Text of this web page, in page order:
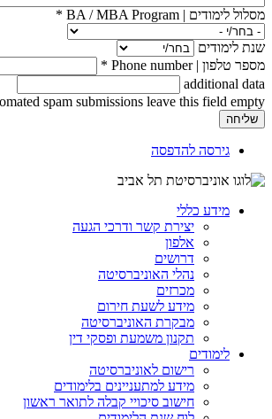
מסלול לימודים | BA / MBA Program *
שנת לימודים
מספר טלפון | Phone number
*
additional data
spam submissions leave this field empty.
גירסה להדפסה
מידע כללי
יצירת קשר ודרכי הגעה
אלפון
דרושים
נהלי האוניברסיטה
מכרזים
מידע לשעת חירום
מבקרת האוניברסיטה
תקנון משמעת ופסקי דין
לימודים
רישום לאוניברסיטה
מידע למתעניינים בלימודים
חישוב סיכויי קבלה לתואר ראשון